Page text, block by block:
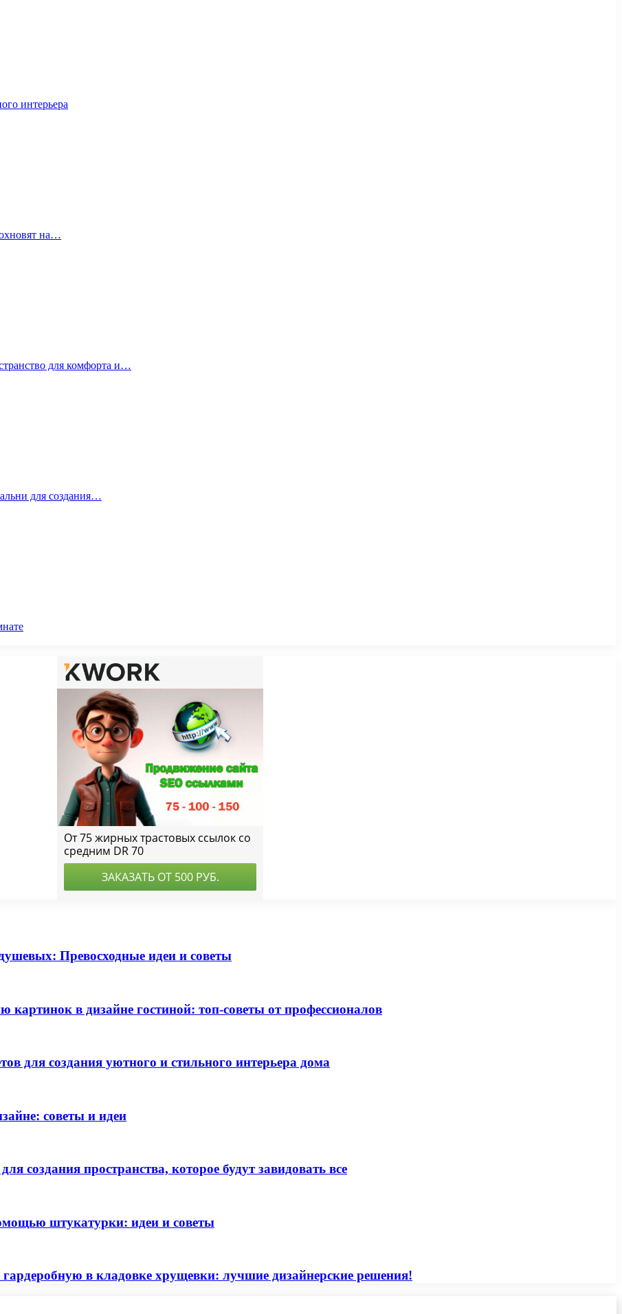
интерьера
на…
для комфорта и…
для создания…
Превосходные идеи и советы
в дизайне гостиной: топ-советы от профессионалов
для создания уютного и стильного интерьера дома
советы и идеи
создания пространства, которое будут завидовать все
штукатурки: идеи и советы
в кладовке хрущевки: лучшие дизайнерские решения!